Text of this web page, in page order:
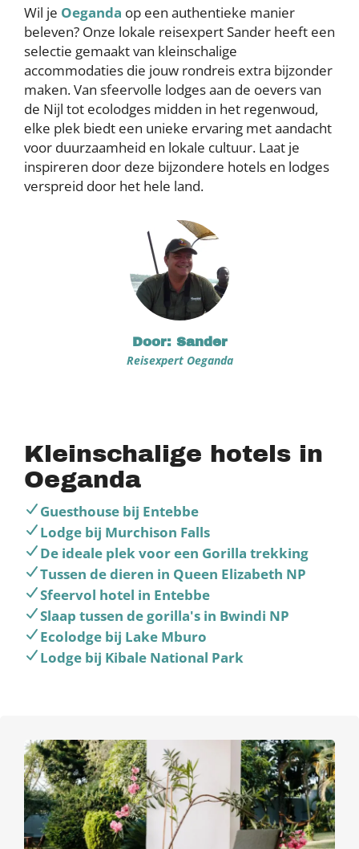
Wil je Oeganda op een authentieke manier
beleven? Onze lokale reisexpert Sander heeft een
selectie gemaakt van kleinschalige
accommodaties die jouw rondreis extra bijzonder
maken. Van sfeervolle lodges aan de oevers van
de Nijl tot ecolodges midden in het regenwoud,
elke plek biedt een unieke ervaring met aandacht
voor duurzaamheid en lokale cultuur. Laat je
inspireren door deze bijzondere hotels en lodges
verspreid door het hele land.
Door: Sander
Reisexpert Oeganda
Kleinschalige hotels in
Oeganda
Guesthouse bij Entebbe
Lodge bij Murchison Falls
De ideale plek voor een Gorilla trekking
Tussen de dieren in Queen Elizabeth NP
Sfeervol hotel in Entebbe
Slaap tussen de gorilla's in Bwindi NP
Ecolodge bij Lake Mburo
Lodge bij Kibale National Park